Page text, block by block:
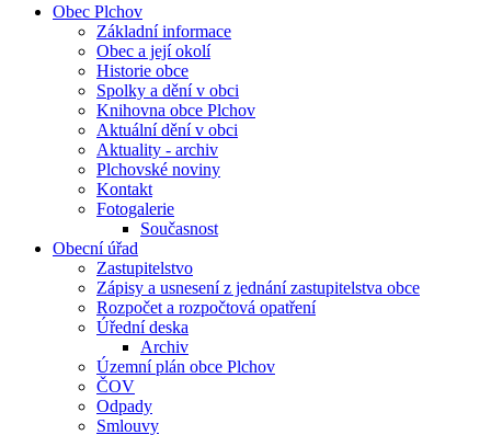
Obec Plchov
Základní informace
Obec a její okolí
Historie obce
Spolky a dění v obci
Knihovna obce Plchov
Aktuální dění v obci
Aktuality - archiv
Plchovské noviny
Kontakt
Fotogalerie
Současnost
Obecní úřad
Zastupitelstvo
Zápisy a usnesení z jednání zastupitelstva obce
Rozpočet a rozpočtová opatření
Úřední deska
Archiv
Územní plán obce Plchov
ČOV
Odpady
Smlouvy